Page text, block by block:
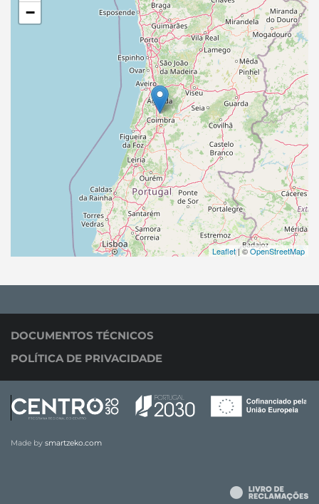
−
Leaflet| ©OpenStreetMap
DOCUMENTOS TÉCNICOS
POLÍTICA DE PRIVACIDADE
Made by smartzeko.com